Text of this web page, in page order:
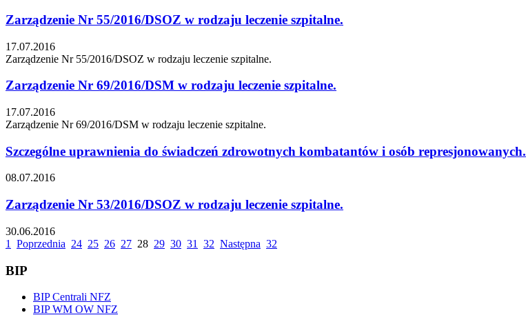
Zarządzenie Nr 55/2016/DSOZ w rodzaju leczenie szpitalne.
17.07.2016
Zarządzenie Nr 55/2016/DSOZ w rodzaju leczenie szpitalne.
Zarządzenie Nr 69/2016/DSM w rodzaju leczenie szpitalne.
17.07.2016
Zarządzenie Nr 69/2016/DSM w rodzaju leczenie szpitalne.
Szczególne uprawnienia do świadczeń zdrowotnych kombatantów i osób represjonowanych.
08.07.2016
Zarządzenie Nr 53/2016/DSOZ w rodzaju leczenie szpitalne.
30.06.2016
1
Poprzednia 24 25 26 27 28 29 30 31 32 Następna 32
BIP
BIP Centrali NFZ
BIP WM OW NFZ